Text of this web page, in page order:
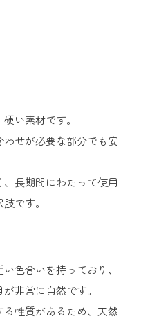
い素材です。
せが必要な部分でも安
長期間にわたって使用
です。
色合いを持っており、
非常に自然です。
性質があるため、天然